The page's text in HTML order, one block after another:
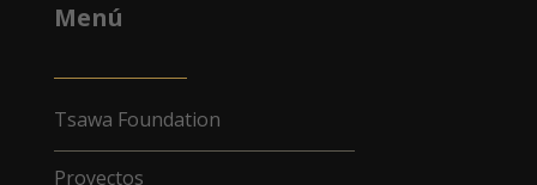
Menú
Tsawa Foundation
Proyectos